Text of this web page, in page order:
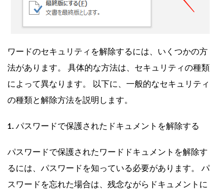
ワードのセキュリティを解除するには、いくつかの方
法があります。 具体的な方法は、セキュリティの種類
によって異なります。 以下に、一般的なセキュリティ
の種類と解除方法を説明します。
1. パスワードで保護されたドキュメントを解除する
パスワードで保護されたワードドキュメントを解除す
るには、パスワードを知っている必要があります。 パ
スワードを忘れた場合は、残念ながらドキュメントに